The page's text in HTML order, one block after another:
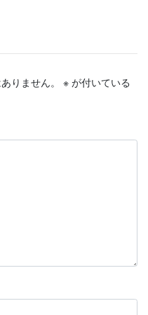
りません。 ※ が付いている